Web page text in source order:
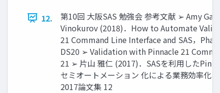
12.
第10回 大阪SAS 勉強会 参考文献 ➢ Amy
Vinokurov (2018)．How to Automate
21 Command Line Interface and SAS，
DS20 ➢ Validation with Pinnacle 21
21 ➢ 片山 雅仁 (2017)．SASを利用した
セミオートメーション 化による業務効率化
2017論文集 12